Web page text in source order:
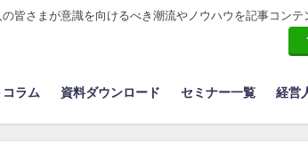
さまが意識を向けるべき潮流やノウハウを記事コンテ
コラム 資料ダウンロード セミナー一覧 経営